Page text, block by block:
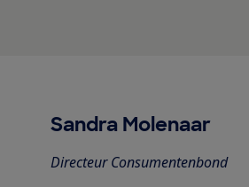
Sandra Molenaar
Directeur Consumentenbond